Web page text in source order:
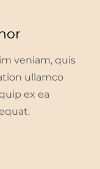
veniam, quis
ullamco
ex ea